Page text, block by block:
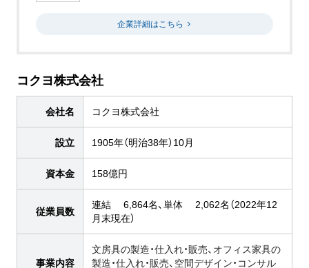
企業詳細はこちら
コクヨ株式会社
会社名 コクヨ株式会社
設立 1905年（明治38年）10月
資本金 158億円
従業員数
連結 6,864名、単体 2,062名（2022年12
月末現在）
事業内容
文房具の製造・仕入れ・販売、オフィス家具の
製造・仕入れ・販売、空間デザイン・コンサル